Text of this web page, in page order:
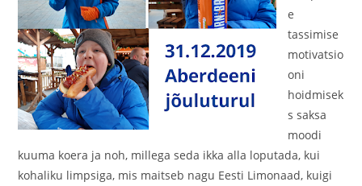
e
tassimise
motivatsio
oni
hoidmisek
s saksa
moodi
kuuma koera ja noh, millega seda ikka alla loputada, kui
kohaliku limpsiga, mis maitseb nagu Eesti Limonaad, kuigi